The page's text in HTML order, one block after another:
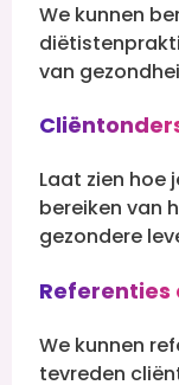
We kunnen
van
Laat zien hoe
bereiken van
gezondere
Referenties
We kunnen
tevreden